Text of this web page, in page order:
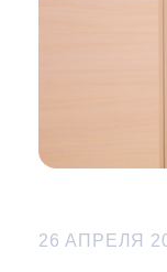
26 АПРЕЛЯ